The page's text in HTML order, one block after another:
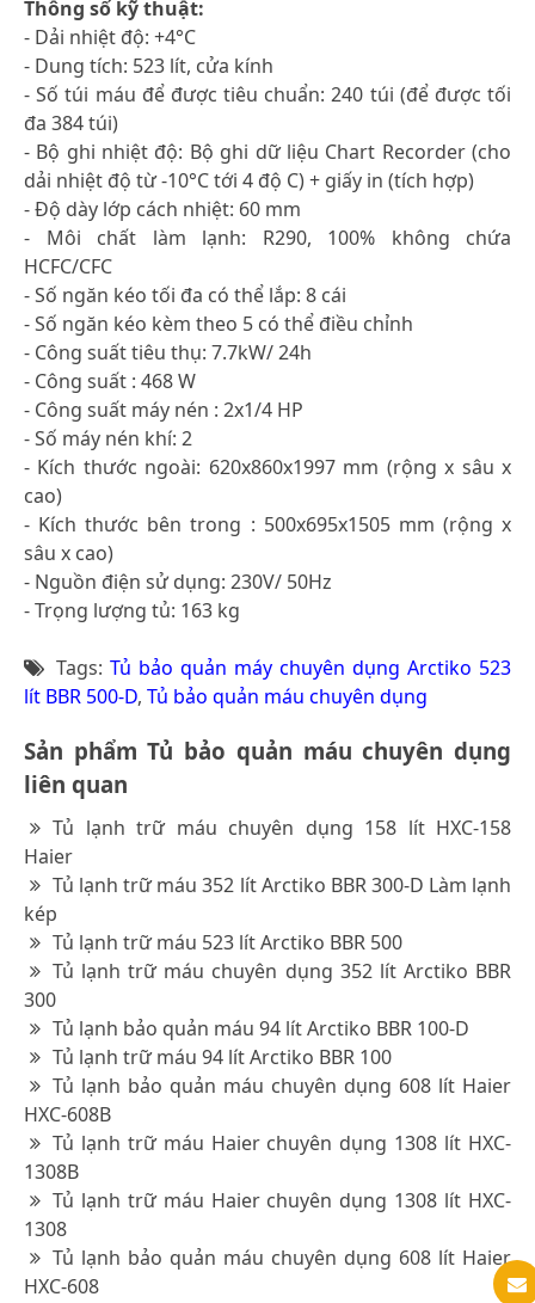
Thông số kỹ thuật:
- Dải nhiệt độ: +4°C
- Dung tích: 523 lít, cửa kính
- Số túi máu để được tiêu chuẩn: 240 túi (để được tối
đa 384 túi)
- Bộ ghi nhiệt độ: Bộ ghi dữ liệu Chart Recorder (cho
dải nhiệt độ từ -10°C tới 4 độ C) + giấy in (tích hợp)
- Độ dày lớp cách nhiệt: 60 mm
- Môi chất làm lạnh: R290, 100% không chứa
HCFC/CFC
- Số ngăn kéo tối đa có thể lắp: 8 cái
- Số ngăn kéo kèm theo 5 có thể điều chỉnh
- Công suất tiêu thụ: 7.7kW/ 24h
- Công suất : 468 W
- Công suất máy nén : 2x1/4 HP
- Số máy nén khí: 2
- Kích thước ngoài: 620x860x1997 mm (rộng x sâu x
cao)
- Kích thước bên trong : 500x695x1505 mm (rộng x
sâu x cao)
- Nguồn điện sử dụng: 230V/ 50Hz
- Trọng lượng tủ: 163 kg
Tags: Tủ bảo quản máy chuyên dụng Arctiko 523
lít BBR 500-D, Tủ bảo quản máu chuyên dụng
Sản phẩm Tủ bảo quản máu chuyên dụng
liên quan
Tủ lạnh trữ máu chuyên dụng 158 lít HXC-158
Haier
Tủ lạnh trữ máu 352 lít Arctiko BBR 300-D Làm lạnh
kép
Tủ lạnh trữ máu 523 lít Arctiko BBR 500
Tủ lạnh trữ máu chuyên dụng 352 lít Arctiko BBR
300
Tủ lạnh bảo quản máu 94 lít Arctiko BBR 100-D
Tủ lạnh trữ máu 94 lít Arctiko BBR 100
Tủ lạnh bảo quản máu chuyên dụng 608 lít Haier
HXC-608B
Tủ lạnh trữ máu Haier chuyên dụng 1308 lít HXC-
1308B
Tủ lạnh trữ máu Haier chuyên dụng 1308 lít HXC-
1308
Tủ lạnh bảo quản máu chuyên dụng 608 lít Haier
HXC-608